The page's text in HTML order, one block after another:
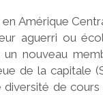
Amérique
aguerri ou
nouveau
de la capitale
de cours